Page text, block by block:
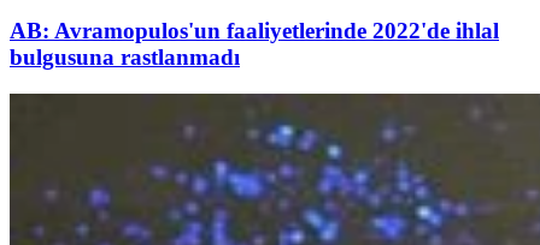
AB: Avramopulos'un faaliyetlerinde 2022'de ihlal
bulgusuna rastlanmadı